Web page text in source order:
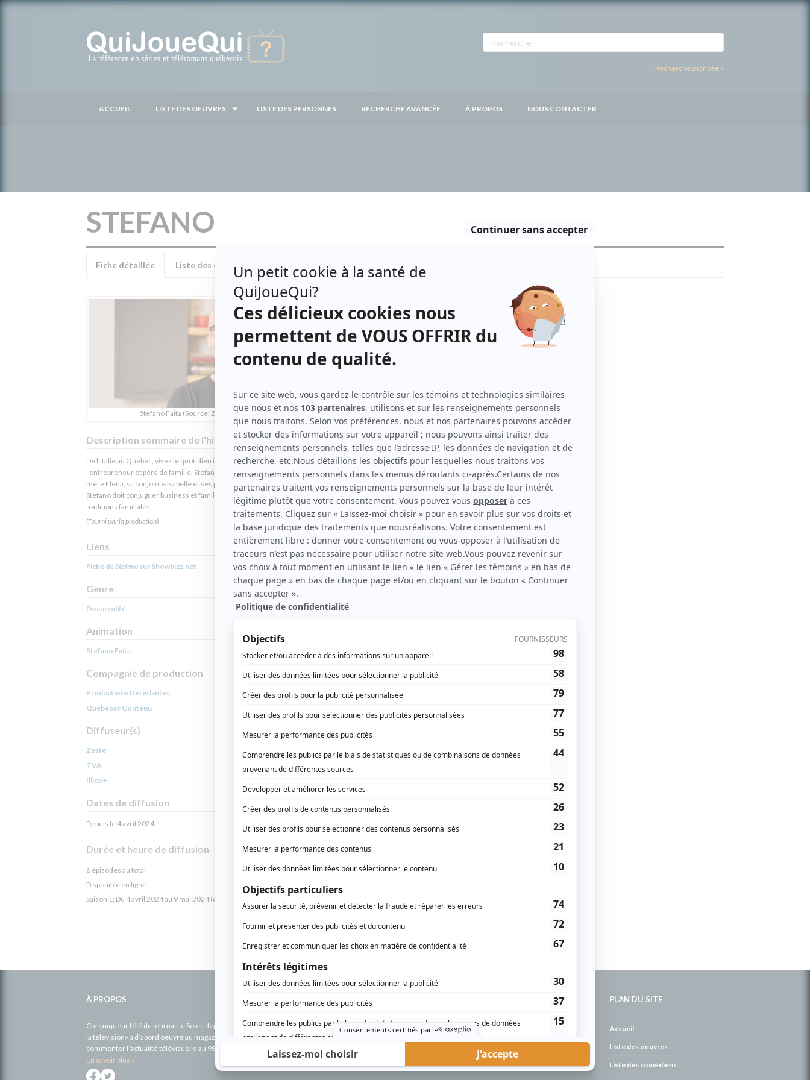
Recherche avancée »
ACCUEIL LISTE DES OEUVRES LISTE DES PERSONNES RECHERCHE AVANCÉE À PROPOS NOUS CONTACTER
STEFANO
Fiche détaillée Liste des épisodes
Stefano Faita (Source: Zeste)
Description sommaire de l'histoire
De l’Italie au Québec, vivez le quotidien inspirant de
l’entrepreneur et père de famille, Stefano Faita. Épaulé par sa
mère Elena, sa conjointe Isabelle et ses partenaires d’affaires,
Stefano doit conjuguer business et famille, innovations et
traditions familiales.
(Fourni par la production)
Liens
Fiche deStefano sur Showbizz.net
Genre
Docuréalité
Animation
Stefano Faita
Compagnie de production
Productions Déferlantes
Québecor Contenu
Diffuseur(s)
Zeste
TVA
Illico+
Dates de diffusion
Depuis le 4 avril 2024
Durée et heure de diffusion
6 épisodes au total
Disponible en ligne
Saison 1: Du 4 avril 2024 au 9 mai 2024 (chaque jeudi, 20h00)
À PROPOS
Chroniqueur télé du journal Le Soleil depuis 2001, Richard Therrien carbure à son petit écran. Celui qu’on surnomme parfois «l’encyclopédie de
la télévision» a d’abord oeuvré au magazine TV Hebdo de 1996 à 2001. Sa spécialité: la télé québécoise. On peut l’entendre régulièrement
commenter l’actualité télévisuelle au 98,5.
En savoir plus »
PLAN DU SITE
Accueil
Liste des oeuvres
Liste des comédiens